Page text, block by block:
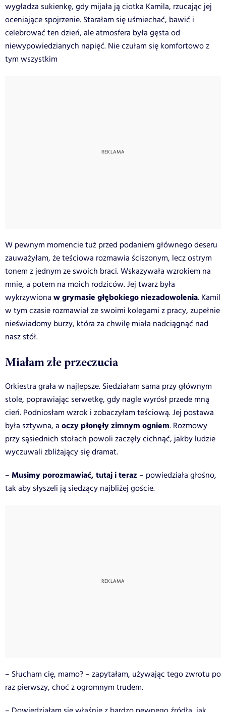
wygładza sukienkę, gdy mijała ją ciotka Kamila, rzucając jej
oceniające spojrzenie. Starałam się uśmiechać, bawić i
celebrować ten dzień, ale atmosfera była gęsta od
niewypowiedzianych napięć. Nie czułam się komfortowo z
tym wszystkim
W pewnym momencie tuż przed podaniem głównego deseru
zauważyłam, że teściowa rozmawia ściszonym, lecz ostrym
tonem z jednym ze swoich braci. Wskazywała wzrokiem na
mnie, a potem na moich rodziców. Jej twarz była
wykrzywiona w grymasie głębokiego niezadowolenia. Kamil
w tym czasie rozmawiał ze swoimi kolegami z pracy, zupełnie
nieświadomy burzy, która za chwilę miała nadciągnąć nad
nasz stół.
Miałam złe przeczucia
Orkiestra grała w najlepsze. Siedziałam sama przy głównym
stole, poprawiając serwetkę, gdy nagle wyrósł przede mną
cień. Podniosłam wzrok i zobaczyłam teściową. Jej postawa
była sztywna, a oczy płonęły zimnym ogniem. Rozmowy
przy sąsiednich stołach powoli zaczęły cichnąć, jakby ludzie
wyczuwali zbliżający się dramat.
– Musimy porozmawiać, tutaj i teraz – powiedziała głośno,
tak aby słyszeli ją siedzący najbliżej goście.
– Słucham cię, mamo? – zapytałam, używając tego zwrotu po
raz pierwszy, choć z ogromnym trudem.